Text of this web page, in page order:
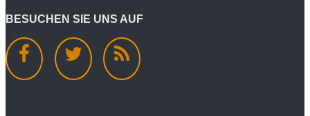
BESUCHEN SIE UNS AUF